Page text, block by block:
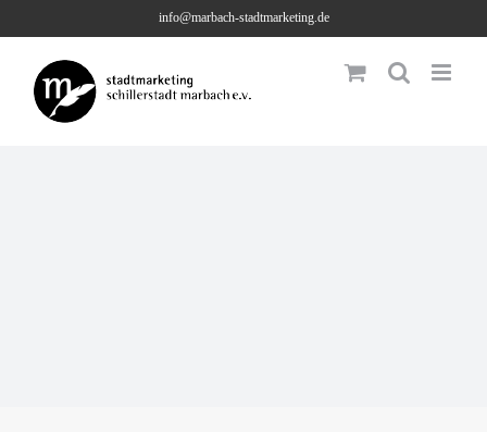
content
info@marbach-stadtmarketing.de